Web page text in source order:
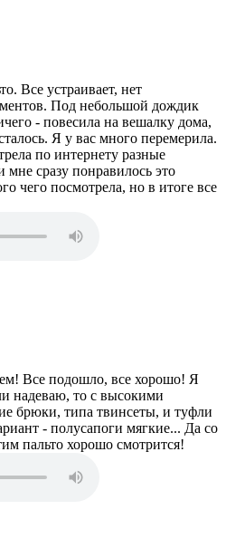
Все устраивает, нет
Под небольшой дождик
- повесила на вешалку дома,
Я у вас много перемерила.
по интернету разные
мне сразу понравилось это
чего посмотрела, но в итоге все
Все подошло, все хорошо! Я
надеваю, то с высокими
брюки, типа твинсеты, и туфли
- полусапоги мягкие... Да со
пальто хорошо смотрится!